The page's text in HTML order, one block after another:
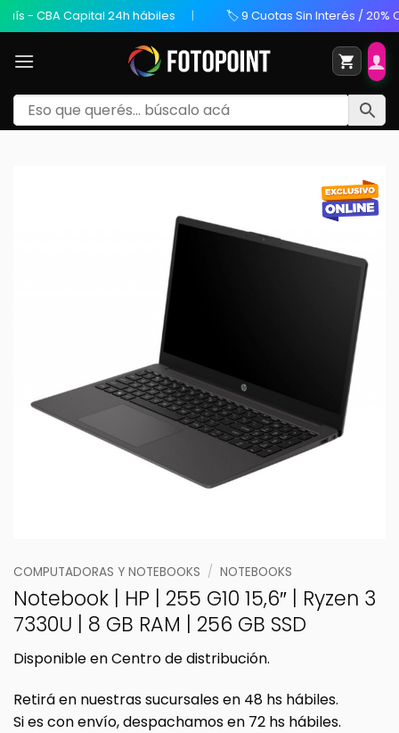
Capital 24h hábiles 🏷️ 9 Cuotas Sin Interés / 20% OFF
COMPUTADORAS Y NOTEBOOKS / NOTEBOOKS
Notebook | HP | 255 G10 15,6″ | Ryzen 3
7330U | 8 GB RAM | 256 GB SSD
Disponible en Centro de distribución.
Retirá en nuestras sucursales en 48 hs hábiles.
Si es con envío, despachamos en 72 hs hábiles.